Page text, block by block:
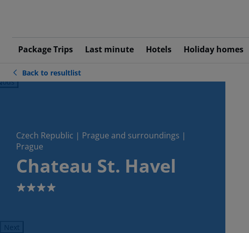
Package Trips Last minute Hotels Holiday homes
Back to resultlist
Czech Republic | Prague and surroundings |
Prague
Chateau St. Havel
4
Next